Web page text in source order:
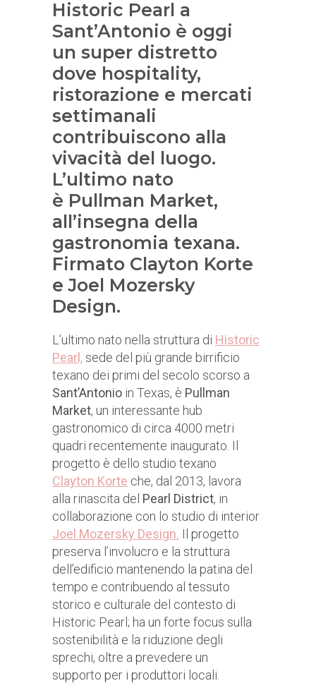
Historic Pearl a
Sant’Antonio è oggi
un super distretto
dove hospitality,
ristorazione e mercati
settimanali
contribuiscono alla
vivacità del luogo.
L’ultimo nato
è Pullman Market,
all’insegna della
gastronomia texana.
Firmato Clayton Korte
e Joel Mozersky
Design.
L’ultimo nato nella struttura di Historic
Pearl, sede del più grande birrificio
texano dei primi del secolo scorso a
Sant’Antonio in Texas, è Pullman
Market, un interessante hub
gastronomico di circa 4000 metri
quadri recentemente inaugurato. Il
progetto è dello studio texano
Clayton Korte che, dal 2013, lavora
alla rinascita del Pearl District, in
collaborazione con lo studio di interior
Joel Mozersky Design. Il progetto
preserva l’involucro e la struttura
dell’edificio mantenendo la patina del
tempo e contribuendo al tessuto
storico e culturale del contesto di
Historic Pearl; ha un forte focus sulla
sostenibilità e la riduzione degli
sprechi, oltre a prevedere un
supporto per i produttori locali.